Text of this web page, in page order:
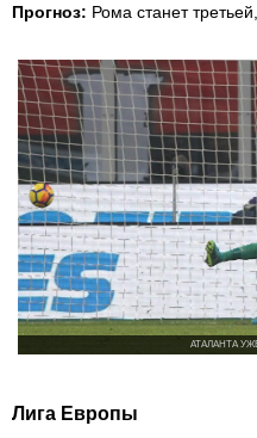
Прогноз: Рома станет
АТАЛАНТА
Лига Европы